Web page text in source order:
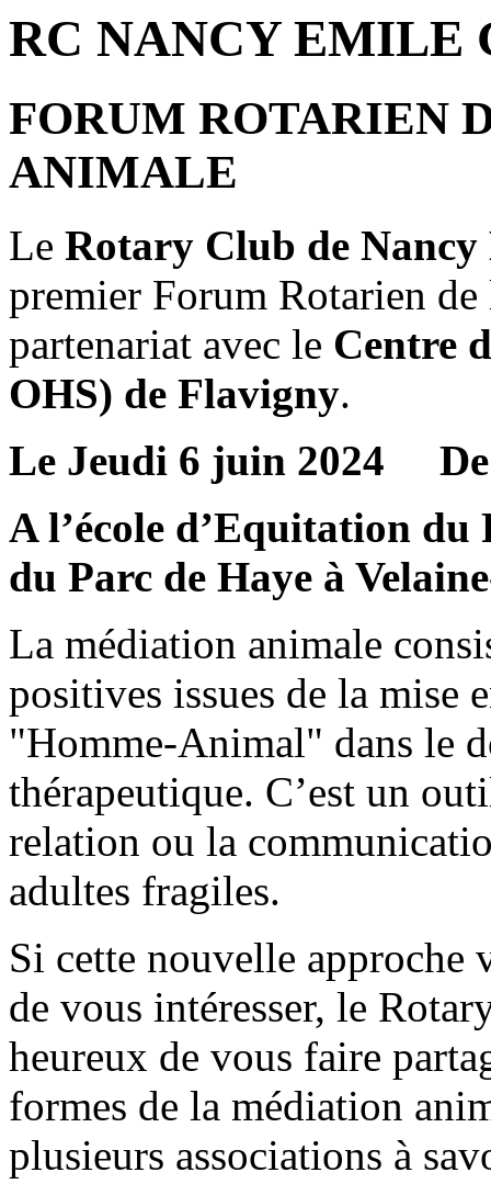
RC NANCY EMILE
FORUM ROTARIEN
ANIMALE
Le Rotary Club de
premier Forum Rotarien
partenariat avec le Centre
OHS) de Flavigny.
Le Jeudi 6 juin 2024 De
A l’école d’Equitation
du Parc de Haye à
La médiation animale
positives issues de la mise
"Homme-Animal" dans le
thérapeutique. C’est un
relation ou la
adultes fragiles.
Si cette nouvelle approche
de vous intéresser, le
heureux de vous faire
formes de la médiation
plusieurs associations à